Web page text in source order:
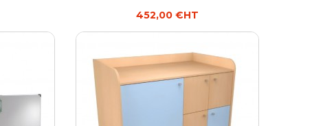
452,00 €HT